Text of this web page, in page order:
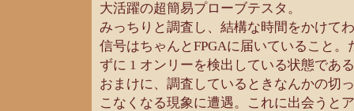
大活躍の超簡易プローブテスタ。
みっちりと調査し、結構な時間をかけて
信号はちゃんとFPGAに届いていること。
ずに 1 オンリーを検出している状態であ
おまけに、調査しているときなんかの切
こなくなる現象に遭遇。これに出会うと